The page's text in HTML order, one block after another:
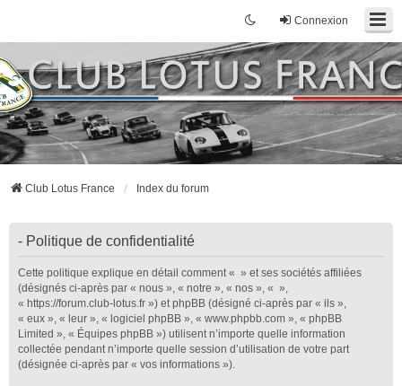
Connexion
Club Lotus France Index du forum
- Politique de confidentialité
Cette politique explique en détail comment « » et ses sociétés affiliées
(désignés ci-après par « nous », « notre », « nos », « »,
« https://forum.club-lotus.fr ») et phpBB (désigné ci-après par « ils »,
« eux », « leur », « logiciel phpBB », « www.phpbb.com », « phpBB
Limited », « Équipes phpBB ») utilisent n’importe quelle information
collectée pendant n’importe quelle session d’utilisation de votre part
(désignée ci-après par « vos informations »).